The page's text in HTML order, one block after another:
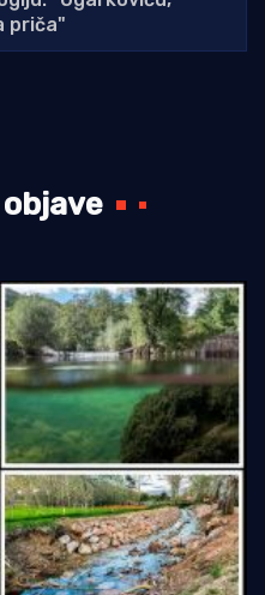
priča"